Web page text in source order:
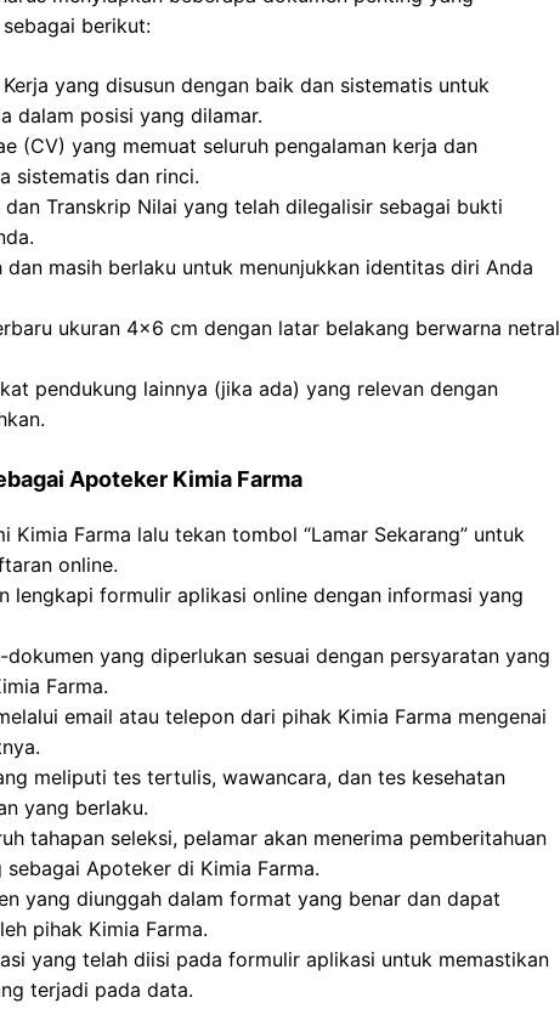
berikut:
yang disusun dengan baik dan sistematis untuk
dalam posisi yang dilamar.
(CV) yang memuat seluruh pengalaman kerja dan
sistematis dan rinci.
Transkrip Nilai yang telah dilegalisir sebagai bukti
dan masih berlaku untuk menunjukkan identitas diri Anda
ukuran 4×6 cm dengan latar belakang berwarna netral
pendukung lainnya (jika ada) yang relevan dengan
Apoteker Kimia Farma
Kimia Farma lalu tekan tombol “Lamar Sekarang” untuk
online.
lengkapi formulir aplikasi online dengan informasi yang
yang diperlukan sesuai dengan persyaratan yang
Farma.
email atau telepon dari pihak Kimia Farma mengenai
meliputi tes tertulis, wawancara, dan tes kesehatan
yang berlaku.
tahapan seleksi, pelamar akan menerima pemberitahuan
Apoteker di Kimia Farma.
yang diunggah dalam format yang benar dan dapat
pihak Kimia Farma.
yang telah diisi pada formulir aplikasi untuk memastikan
terjadi pada data.